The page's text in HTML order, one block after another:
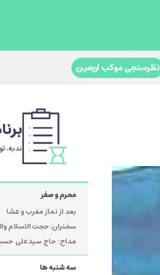
نظرسنجی موکب اربعین
ندبه،
محرم و صفر
بعد از نماز مغرب و عشا
سخنران: حجت الاسلام
مداح: حاج سیدعلی
پور
سه شنبه ها